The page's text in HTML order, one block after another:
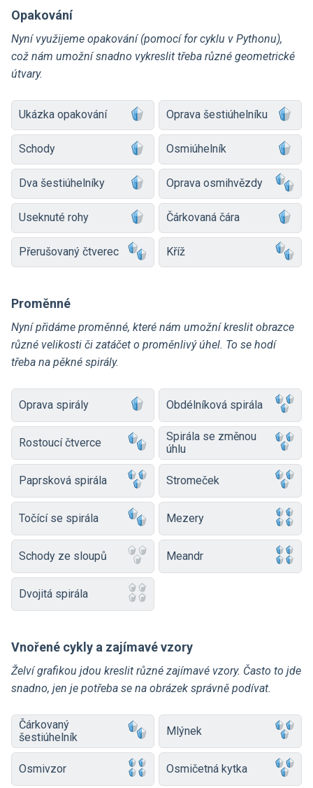
Opakování
Nyní využijeme opakování (pomocí for cyklu v Pythonu),
což nám umožní snadno vykreslit třeba různé geometrické
útvary.
Ukázka opakování Oprava šestiúhelníku
Schody Osmiúhelník
Dva šestiúhelníky Oprava osmihvězdy
Useknuté rohy Čárkovaná čára
Přerušovaný čtverec Kříž
Proměnné
Nyní přidáme proměnné, které nám umožní kreslit obrazce
různé velikosti či zatáčet o proměnlivý úhel. To se hodí
třeba na pěkné spirály.
Oprava spirály Obdélníková spirála
Rostoucí čtverce
Spirála se změnou
úhlu
Paprsková spirála Stromeček
Točící se spirála Mezery
Schody ze sloupů Meandr
Dvojitá spirála
Vnořené cykly a zajímavé vzory
Želví grafikou jdou kreslit různé zajímavé vzory. Často to jde
snadno, jen je potřeba se na obrázek správně podívat.
Čárkovaný
šestiúhelník
Mlýnek
Osmivzor Osmičetná kytka